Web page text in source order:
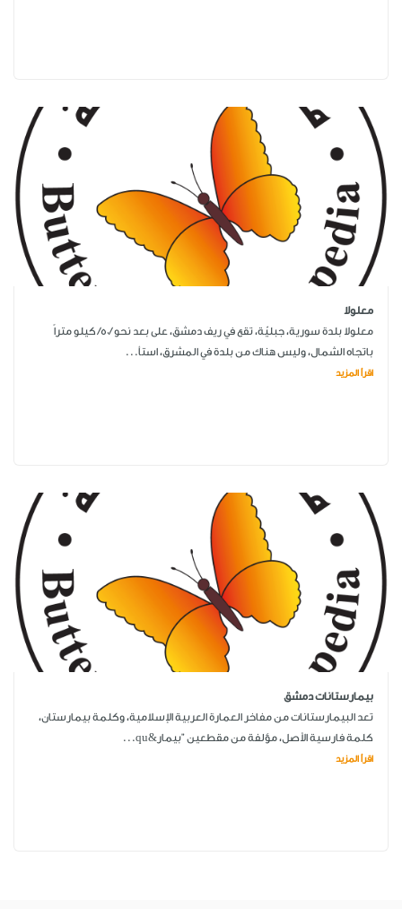
معلولا
معلولا بلدة سورية، جبليّة، تقع في ريف دمشق، على بعد نحو /50/ كيلو متراً
باتجاه الشمال، وليس هناك من بلدة في المشرق، استأ...
اقرأ المزيد
بيمارستانات دمشق
تعد البيمارستانات من مفاخر العمارة العربية الإسلامية، وكلمة بيمارستان،
كلمة فارسية الأصل، مؤلفة من مقطعين "بيمار&qu...
اقرأ المزيد